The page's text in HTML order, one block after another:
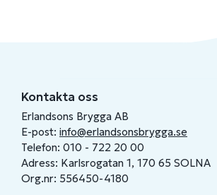
Kontakta oss
Erlandsons Brygga AB
E-post: info@erlandsonsbrygga.se
Telefon: 010 - 722 20 00
Adress: Karlsrogatan 1, 170 65 SOLNA
Org.nr: 556450-4180